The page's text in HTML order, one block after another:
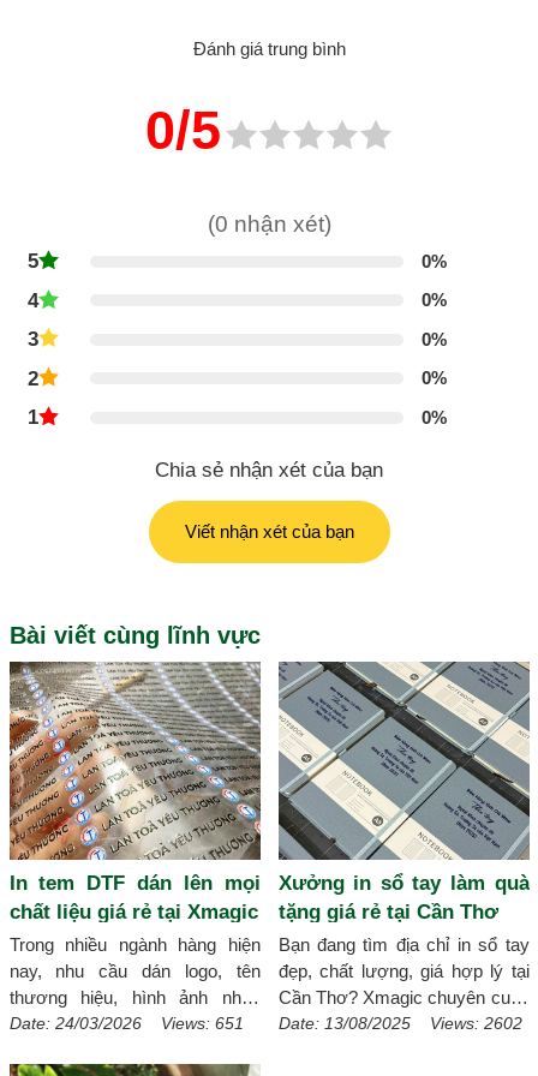
Đánh giá trung bình
0/5
(0 nhận xét)
5 0%
4 0%
3 0%
2 0%
1 0%
Chia sẻ nhận xét của bạn
Viết nhận xét của bạn
Bài viết cùng lĩnh vực
In tem DTF dán lên mọi
chất liệu giá rẻ tại Xmagic
Trong nhiều ngành hàng hiện
nay, nhu cầu dán logo, tên
thương hiệu, hình ảnh nhận
diện lên sản phẩm ngày càng
Date: 24/03/2026 Views: 651
Xưởng in sổ tay làm quà
tặng giá rẻ tại Cần Thơ
Bạn đang tìm địa chỉ in sổ tay
đẹp, chất lượng, giá hợp lý tại
Cần Thơ? Xmagic chuyên cung
cấp dịch vụ in sổ tay giá rẻ theo
Date: 13/08/2025 Views: 2602